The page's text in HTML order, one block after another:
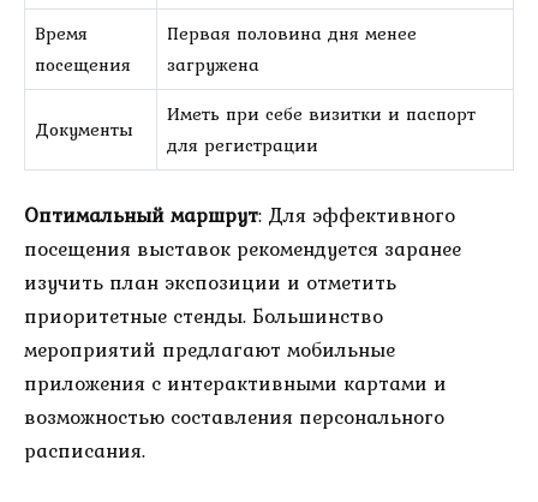
Время
посещения
Первая половина дня менее
загружена
Документы
Иметь при себе визитки и паспорт
для регистрации
Оптимальный маршрут: Для эффективного
посещения выставок рекомендуется заранее
изучить план экспозиции и отметить
приоритетные стенды. Большинство
мероприятий предлагают мобильные
приложения с интерактивными картами и
возможностью составления персонального
расписания.